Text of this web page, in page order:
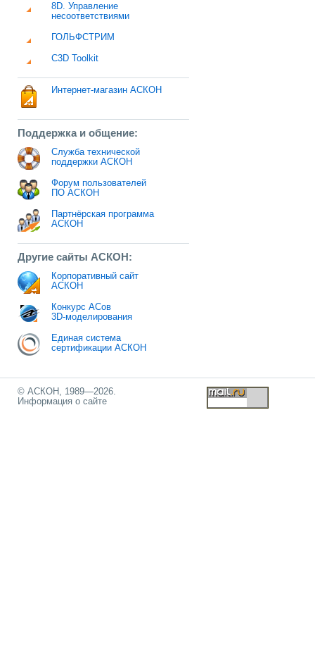
8D. Управление
несоответствиями
ГОЛЬФСТРИМ
C3D Toolkit
Интернет-магазин АСКОН
Поддержка и общение:
Служба технической
поддержки АСКОН
Форум пользователей
ПО АСКОН
Партнёрская программа
АСКОН
Другие сайты АСКОН:
Корпоративный сайт
АСКОН
Конкурс АСов
3D-моделирования
Единая система
сертификации АСКОН
© АСКОН, 1989—2026.
Информация о сайте